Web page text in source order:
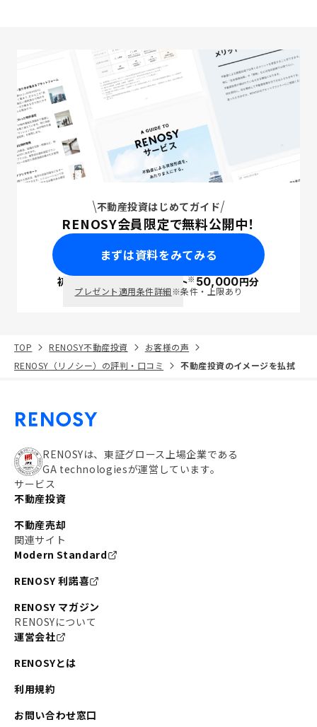
不動産投資はじめてガイド
RENOSY会員限定で無料公開中！
まずは資料をみてみる
初回面談で ポイント※50,000円分
プレゼント適用条件詳細※条件・上限あり
TOP RENOSY不動産投資
お客様の声
RENOSY（リノシー）の評判・口コミ
不動産投資のイメージを払拭
RENOSYは、東証グロース上場企業である
GA technologiesが運営しています。
サービス
不動産投資
不動産売却
関連サイト
Modern Standard
RENOSY 利諾喜
RENOSY マガジン
RENOSYについて
運営会社
RENOSYとは
利用規約
お問い合わせ窓口